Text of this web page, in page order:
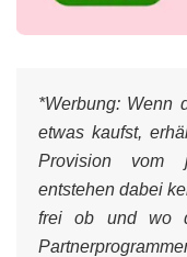
*Werbung: Wenn
etwas kaufst,
Provision vom
entstehen dabei
frei ob und wo